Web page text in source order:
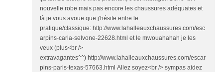
nouvelle robe mais pas encore les chaussures adéquates et
là je vous avoue que j'hésite entre le
pratique/classique: http://www.lahalleauxchaussures.com/esc
arpins-carla-selvone-22628.html et le mwouahahah je les
veux (plus<br />
extravagantes^^) http://www.lahalleauxchaussures.com/escar
pins-paris-texas-57663.html Allez soyez<br /> sympas aidez